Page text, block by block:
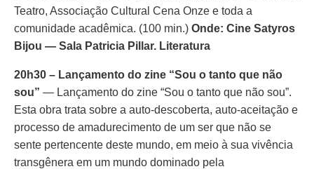
Teatro, Associação Cultural Cena Onze e toda a
comunidade acadêmica. (100 min.) Onde: Cine Satyros
Bijou — Sala Patricia Pillar. Literatura
20h30 – Lançamento do zine “Sou o tanto que não
sou” — Lançamento do zine “Sou o tanto que não sou”.
Esta obra trata sobre a auto-descoberta, auto-aceitação e
processo de amadurecimento de um ser que não se
sente pertencente deste mundo, em meio à sua vivência
transgênera em um mundo dominado pela